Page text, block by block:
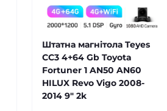
Штатна магнітола Teyes
CC3 4+64 Gb Toyota
Fortuner 1 AN50 AN60
HILUX Revo Vigo 2008-
2014 9" 2k